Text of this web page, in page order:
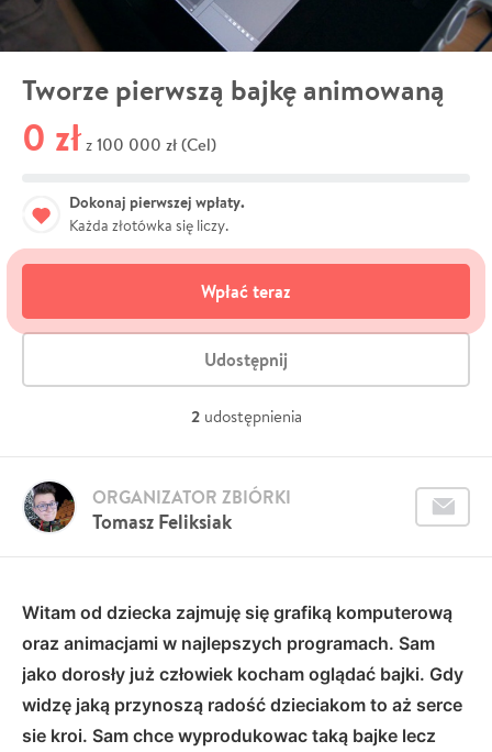
Tworze pierwszą bajkę animowaną
0 zł z 100 000 zł (Cel)
Dokonaj pierwszej wpłaty.
Każda złotówka się liczy.
Wpłać teraz
Udostępnij
2 udostępnienia
Tomasz Feliksiak
ORGANIZATOR ZBIÓRKI
Witam od dziecka zajmuję się grafiką komputerową
oraz animacjami w najlepszych programach. Sam
jako dorosły już człowiek kocham oglądać bajki. Gdy
widzę jaką przynoszą radość dzieciakom to aż serce
sie kroi. Sam chce wyprodukowac taką bajke lecz